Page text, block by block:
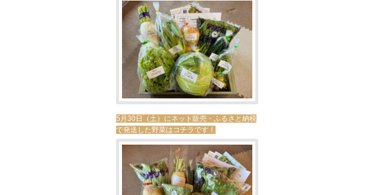
5月30日（土）にネット販売・ふるさと納税
で発送した野菜はコチラです！